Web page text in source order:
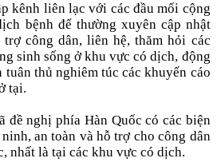
kênh liên lạc với các đầu mối cộng
bệnh để thường xuyên cập nhật
công dân, liên hệ, thăm hỏi các
sinh sống ở khu vực có dịch, động
tuân thủ nghiêm túc các khuyến cáo
tại.
đề nghị phía Hàn Quốc có các biện
an toàn và hỗ trợ cho công dân
nhất là tại các khu vực có dịch.